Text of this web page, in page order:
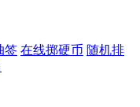
签 在线掷硬币 随机排